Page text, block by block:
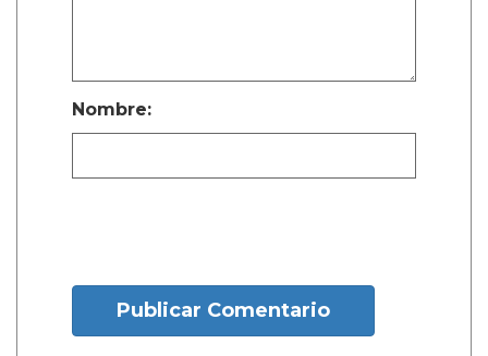
Nombre:
Publicar Comentario